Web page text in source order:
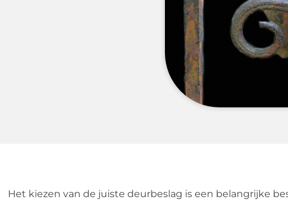
Het kiezen van de juiste deurbeslag is een belangrijke